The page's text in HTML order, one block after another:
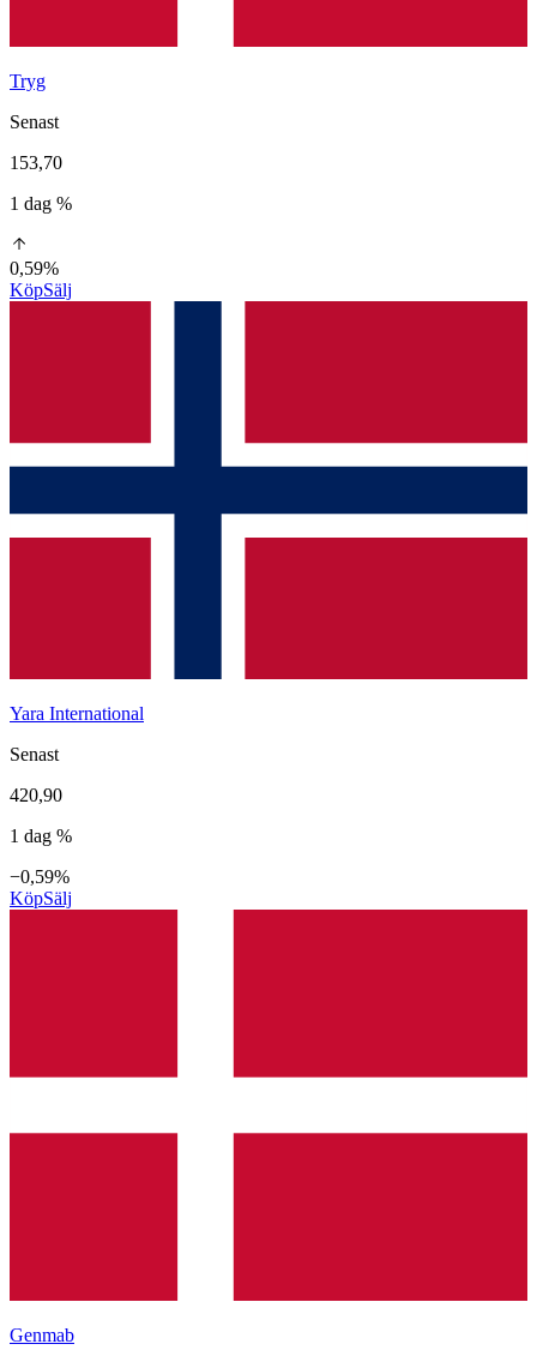
Tryg
Senast
153,70
1 dag %
0,59%
KöpSälj
Yara International
Senast
420,90
1 dag %
−0,59%
KöpSälj
Genmab